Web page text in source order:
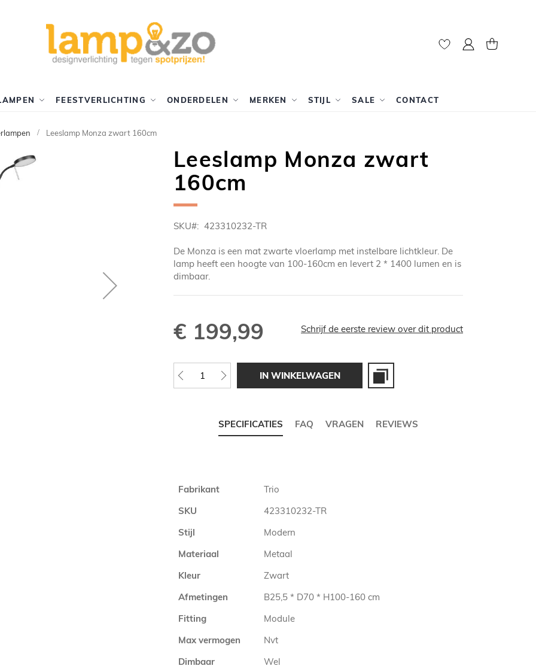
Mijn account
FEESTVERLICHTING ONDERDELEN MERKEN STIJL SALE CONTACT
Leeslamp Monza zwart 160cm
Leeslamp Monza zwart
160cm
SKU 423310232-TR
De Monza is een mat zwarte vloerlamp met instelbare lichtkleur. De
lamp heeft een hoogte van 100-160cm en levert 2 * 1400 lumen en is
dimbaar.
€ 199,99 Schrijf de eerste review over dit product
IN WINKELWAGEN
SPECIFICATIES FAQ VRAGEN REVIEWS
Meer
Fabrikant
Trio
SKU
423310232-TR
Stijl
Modern
Materiaal
Metaal
Kleur
Zwart
Afmetingen
B25,5 * D70 * H100-160 cm
Fitting
Module
Max vermogen
Nvt
Dimbaar
Wel